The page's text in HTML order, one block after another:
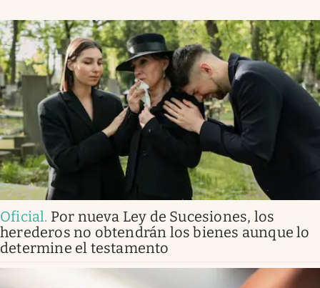
Oficial. Por nueva Ley de Sucesiones, los
herederos no obtendrán los bienes aunque lo
determine el testamento